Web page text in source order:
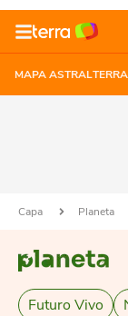
MAPA ASTRAL
Capa Planeta
Futuro Vivo